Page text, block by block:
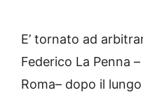
E’ tornato ad
Federico La Penna
Roma– dopo il